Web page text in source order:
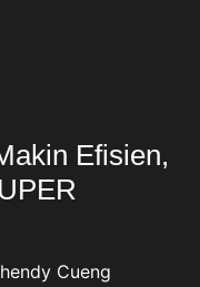
Efisien,
Cueng